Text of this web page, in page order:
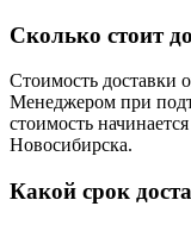
Сколько стоит
Стоимость доставки
Менеджером при
стоимость
Новосибирска.
Какой срок